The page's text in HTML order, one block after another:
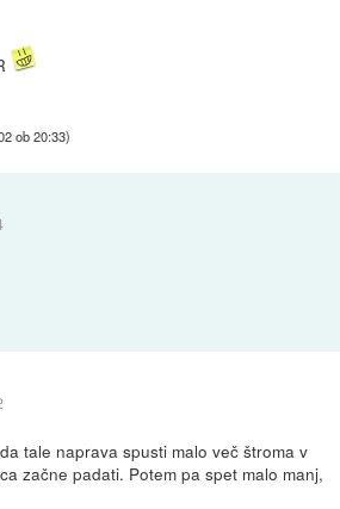
ob 20:33)
tale naprava spusti malo več štroma v
začne padati. Potem pa spet malo manj,